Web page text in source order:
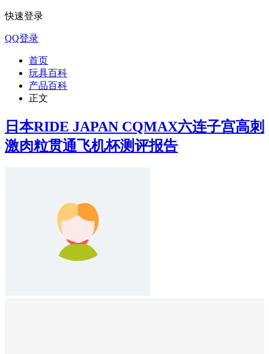
快速登录
QQ登录
首页
玩具百科
产品百科
正文
日本RIDE JAPAN CQMAX六连子宫高刺
激肉粒贯通飞机杯测评报告